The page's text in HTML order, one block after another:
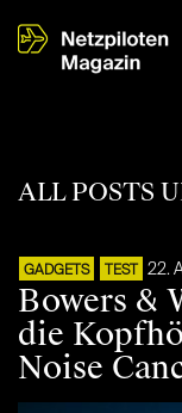
ALL POSTS
GADGETS TEST 22.
Bowers &
die
Noise